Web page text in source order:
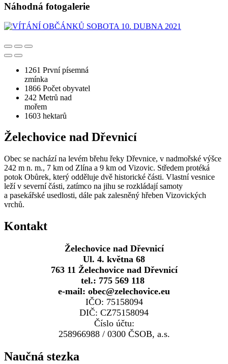
Náhodná fotogalerie
1261 První písemná
zmínka
1866 Počet obyvatel
242 Metrů nad
mořem
1603 hektarů
Želechovice nad Dřevnicí
Obec se nachází na levém břehu řeky Dřevnice, v nadmořské výšce
242 m n. m., 7 km od Zlína a 9 km od Vizovic. Středem protéká
potok Obůrek, který odděluje dvě historické části. Vlastní vesnice
leží v severní části, zatímco na jihu se rozkládají samoty
a pasekářské usedlosti, dále pak zalesněný hřeben Vizovických
vrchů.
Kontakt
Želechovice nad Dřevnicí
Ul. 4. května 68
763 11 Želechovice nad Dřevnicí
tel.: 775 569 118
e-mail: obec@zelechovice.eu
IČO: 75158094
DIČ: CZ75158094
Číslo účtu:
258966988 / 0300 ČSOB, a.s.
Naučná stezka